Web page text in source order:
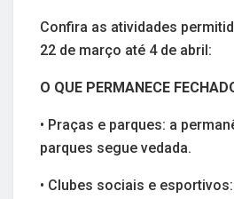
Confira as atividades
22 de março até 4 de abril:
O QUE PERMANECE
• Praças e parques: a
parques segue vedada.
• Clubes sociais e